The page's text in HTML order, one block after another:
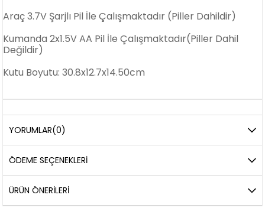
Araç 3.7V Şarjlı Pil İle Çalışmaktadır (Piller Dahildir)
Kumanda 2x1.5V AA Pil İle Çalışmaktadır(Piller Dahil
Değildir)
Kutu Boyutu: 30.8x12.7x14.50cm
YORUMLAR(0)
ÖDEME SEÇENEKLERI
ÜRÜN ÖNERILERI